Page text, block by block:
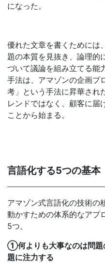
になった。
優れた文章を書くためには
題の本質を見抜き、論理的
づいて議論を組み立てる能
手法は、アマゾンの企画プ
考」という手法に昇華され
レンドではなく、顧客に届
ことから始まる。
言語化する5つの基本
アマゾン式言語化の技術の
動かすための体系的なアプ
5つ。
①何よりも大事なのは問題
題に注力する